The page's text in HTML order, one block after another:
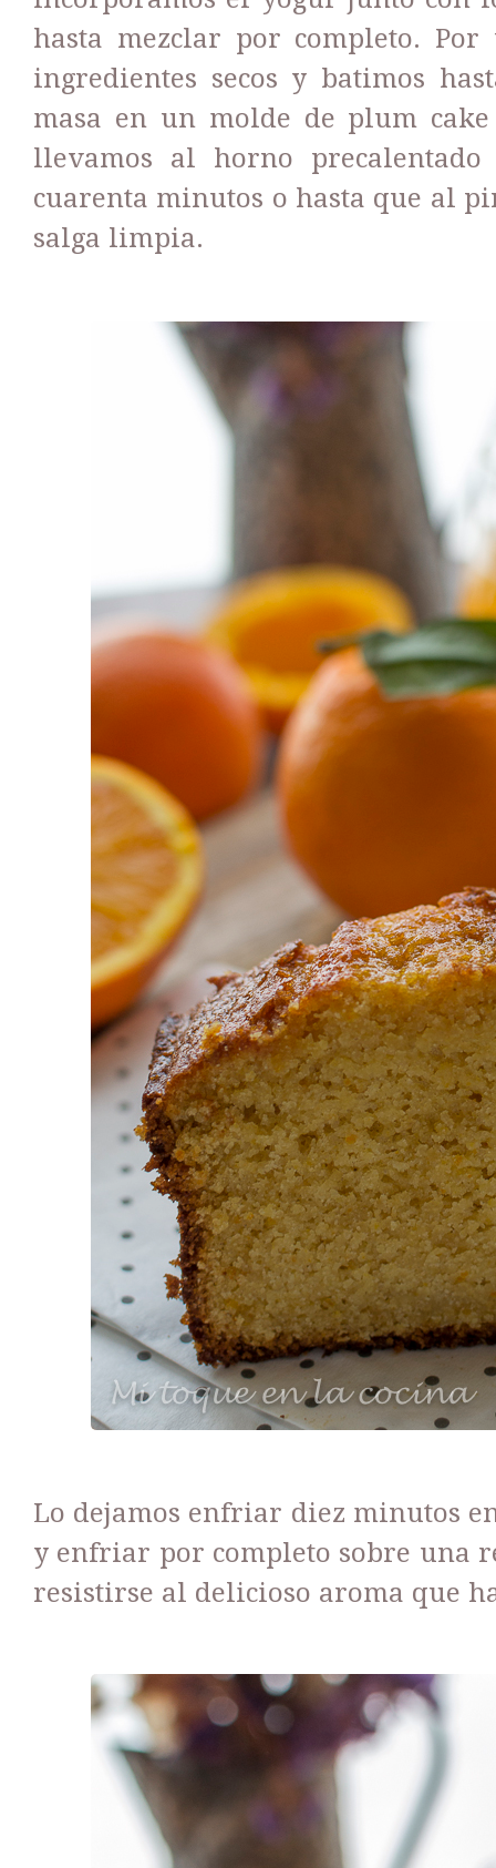
hasta mezclar por completo.
ingredientes secos y batimos
masa en un molde de plum
llevamos al horno
cuarenta minutos o hasta que al
salga limpia.
Lo dejamos enfriar diez minutos
y enfriar por completo sobre una
resistirse al delicioso aroma que